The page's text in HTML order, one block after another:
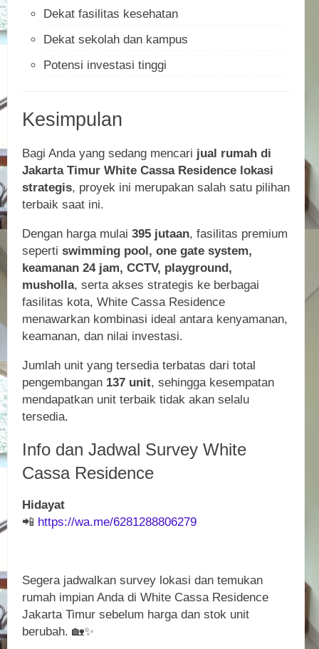
Dekat fasilitas kesehatan
Dekat sekolah dan kampus
Potensi investasi tinggi
Kesimpulan
Bagi Anda yang sedang mencari jual rumah di
Jakarta Timur White Cassa Residence lokasi
strategis, proyek ini merupakan salah satu pilihan
terbaik saat ini.
Dengan harga mulai 395 jutaan, fasilitas premium
seperti swimming pool, one gate system,
keamanan 24 jam, CCTV, playground,
musholla, serta akses strategis ke berbagai
fasilitas kota, White Cassa Residence
menawarkan kombinasi ideal antara kenyamanan,
keamanan, dan nilai investasi.
Jumlah unit yang tersedia terbatas dari total
pengembangan 137 unit, sehingga kesempatan
mendapatkan unit terbaik tidak akan selalu
tersedia.
Info dan Jadwal Survey White
Cassa Residence
Hidayat
📲 https://wa.me/6281288806279
Segera jadwalkan survey lokasi dan temukan
rumah impian Anda di White Cassa Residence
Jakarta Timur sebelum harga dan stok unit
berubah. 🏡✨